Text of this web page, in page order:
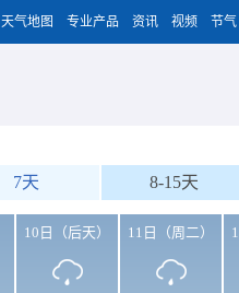
天气地图 专业产品 资讯 视频 节气
7天 8-15天
10日（后天） 11日（周二）